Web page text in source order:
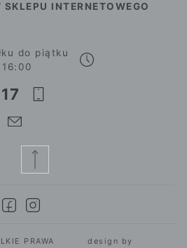
INTERNETOWEGO
do piątku
PRAWA
design by